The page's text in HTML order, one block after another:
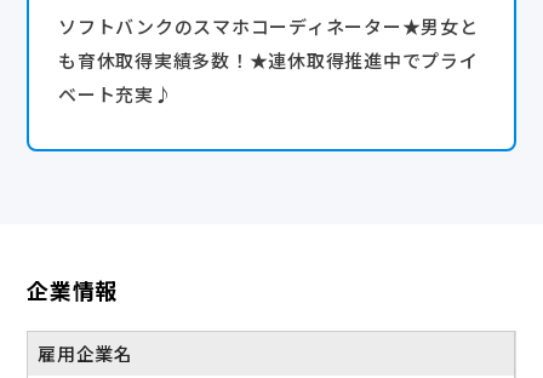
ソフトバンクのスマホコーディネーター★男女と
も育休取得実績多数！★連休取得推進中でプライ
ベート充実♪
企業情報
雇用企業名